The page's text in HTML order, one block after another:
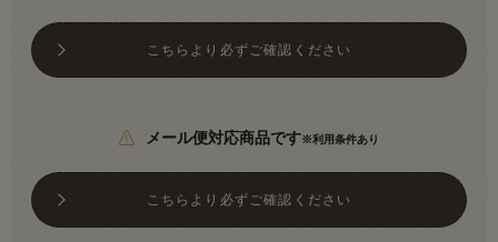
こちらより必ずご確認ください
メール便対応商品です※利用条件あり
こちらより必ずご確認ください